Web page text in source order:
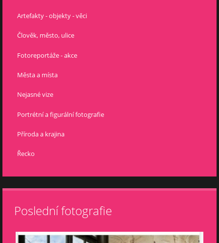
Artefakty - objekty - věci
Člověk, město, ulice
Fotoreportáže - akce
Města a místa
Nejasné vize
Portrétní a figurální fotografie
Příroda a krajina
Řecko
Poslední fotografie